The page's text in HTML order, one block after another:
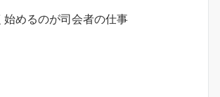
始めるのが司会者の仕事